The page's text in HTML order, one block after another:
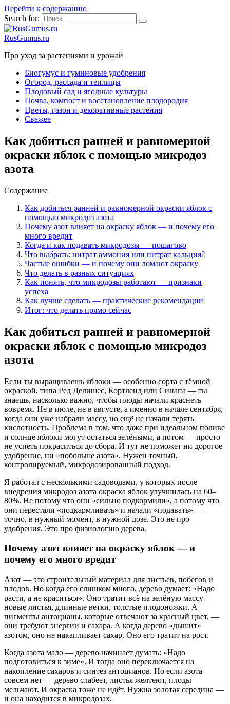
Перейти к содержанию
Search for:
RusGumus.ru
Про уход за растениями и урожай
Биогумус и гуминовые удобрения
Огород, рассада и теплицы
Плодовый сад и ягодные культуры
Почва, компост и восстановление плодородия
Цветы, газон и декоративные растения
Свежее
Как добиться ранней и равномерной
окраски яблок с помощью микродоз
азота
Содержание
Как добиться ранней и равномерной окраски яблок с
помощью микродоз азота
Почему азот влияет на окраску яблок — и почему его
много вредит
Когда и как подавать микродозы — пошагово
Что выбрать: нитрат аммония или нитрат кальция?
Частые ошибки — и почему они ломают окраску
Что делать в разных ситуациях
Как понять, что микродозы работают — признаки
успеха
Как лучше сделать — практические рекомендации
Итог: что делать прямо сейчас
Как добиться ранней и равномерной
окраски яблок с помощью микродоз
азота
Если ты выращиваешь яблоки — особенно сорта с тёмной
окраской, типа Ред Делишес, Кортленд или Синапа — ты
знаешь, насколько важно, чтобы плоды начали краснеть
вовремя. Не в июле, не в августе, а именно в начале сентября,
когда они уже набрали массу, но ещё не начали терять
кислотность. Проблема в том, что даже при идеальном поливе
и солнце яблоки могут остаться зелёными, а потом — просто
не успеть покраситься до сбора. И тут не поможет ни дорогое
удобрение, ни «побольше азота». Нужен точный,
контролируемый, микродозированный подход.
Я работал с несколькими садоводами, у которых после
внедрения микродоз азота окраска яблок улучшилась на 60–
80%. Не потому что они «сильно подкормили», а потому что
они перестали «подкармливать» и начали «подавать» —
точно, в нужный момент, в нужной дозе. Это не про
удобрения. Это про физиологию дерева.
Почему азот влияет на окраску яблок — и
почему его много вредит
Азот — это строительный материал для листьев, побегов и
плодов. Но когда его слишком много, дерево думает: «Надо
расти, а не краситься». Оно тратит всё на зелёную массу —
новые листья, длинные ветки, толстые плодоножки. А
пигменты антоцианы, которые отвечают за красный цвет, —
они требуют энергии и сахара. А когда дерево «дышит»
азотом, оно не накапливает сахар. Оно его тратит на рост.
Когда азота мало — дерево начинает думать: «Надо
подготовиться к зиме». И тогда оно переключается на
накопление сахаров и синтез антоцианов. Но если азота
совсем нет — дерево слабеет, листья желтеют, плоды
мельчают. И окраска тоже не идёт. Нужна золотая середина —
и она находится в микродозах.